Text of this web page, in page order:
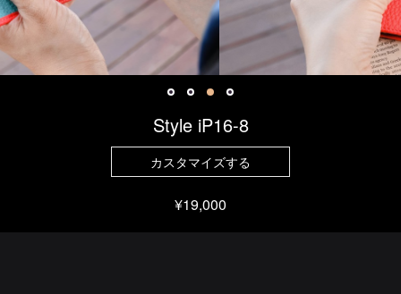
Style iP16-8
カスタマイズする
¥19,000